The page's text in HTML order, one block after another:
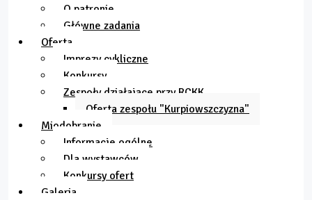
O patronie
Główne zadania
Oferta
Imprezy cykliczne
Konkursy
Zespoły działające przy RCKK
Oferta zespołu "Kurpiowszczyzna"
Miodobranie
Informacje ogólne
Dla wystawców
Konkursy ofert
Galeria